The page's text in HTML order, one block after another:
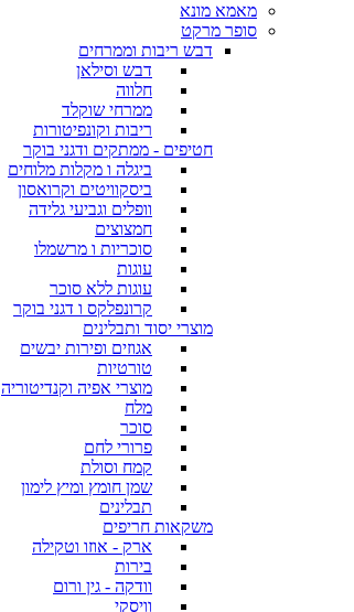
מאמא מונא
סופר מרקט
דבש ריבות וממרחים
דבש וסילאן
חלווה
ממרחי שוקלד
ריבות וקונפיטורות
חטיפים - ממתקים ודגני בוקר
ביגלה ו מקלות מלוחים
ביסקוויטים וקרואסון
וופלים וגביעי גלידה
חמצוצים
סוכריות ו מרשמלו
עוגות
עוגות ללא סוכר
קרונפלקס ו דגני בוקר
מוצרי יסוד ותבלינים
אגוזים ופירות יבשים
טורטיות
מוצרי אפיה וקנדיטוריה
מלח
סוכר
פרורי לחם
קמח וסולת
שמן חומץ ומיץ לימון
תבלינים
משקאות חריפים
ארק - אוזו וטקילה
בירות
וודקה - גין ורום
וויסקי